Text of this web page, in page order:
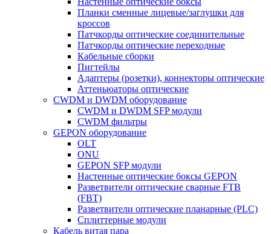
Планки сменные лицевые/заглушки для
кроссов
Патчкорды оптические соединительные
Патчкорды оптические переходные
Кабельные сборки
Пигтейлы
Адаптеры (розетки), коннекторы оптические
Аттеньюаторы оптические
CWDM и DWDM оборудование
CWDM и DWDM SFP модули
CWDM фильтры
GEPON оборудование
OLT
ONU
GEPON SFP модули
Настенные оптические боксы GEPON
Разветвители оптические сварные FTB
(FBT)
Разветвители оптические планарные (PLC)
Сплиттерные модули
Кабель витая пара